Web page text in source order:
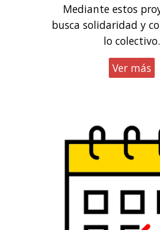
Mediante estos
busca solidaridad y
lo colectivo.
Ver más